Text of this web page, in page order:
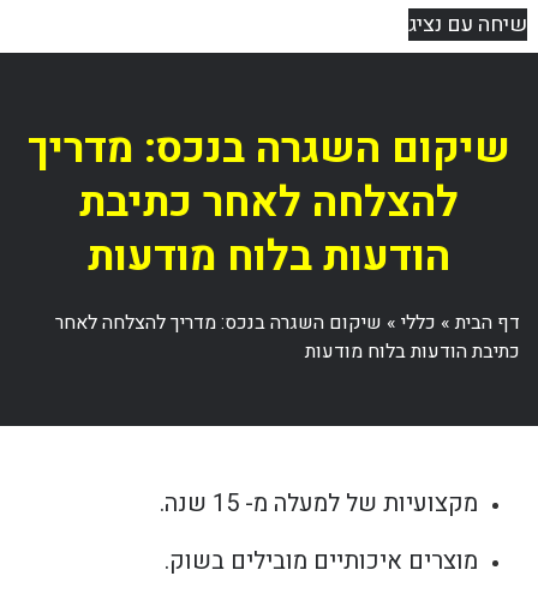
שיחה עם נציג
שיקום השגרה בנכס: מדריך
להצלחה לאחר כתיבת
הודעות בלוח מודעות
דף הבית» כללי» שיקום השגרה בנכס: מדריך להצלחה לאחר
כתיבת הודעות בלוח מודעות
מקצועיות של למעלה מ- 15 שנה.
מוצרים איכותיים מובילים בשוק.